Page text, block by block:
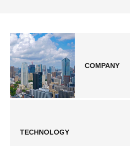
COMPANY
TECHNOLOGY